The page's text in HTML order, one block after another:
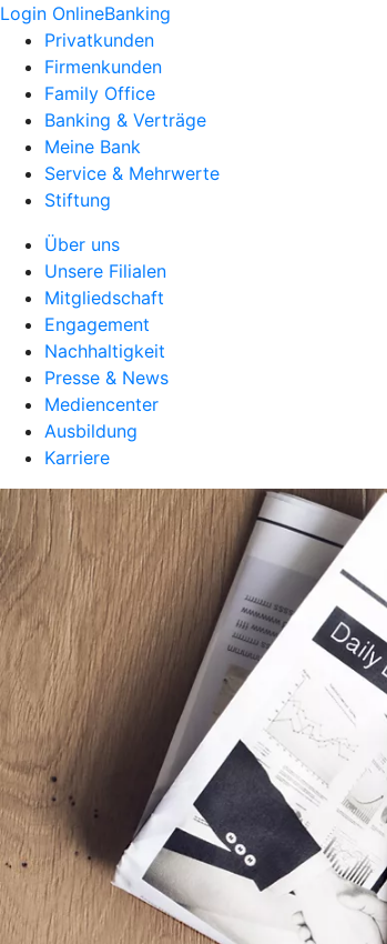
Login OnlineBanking
Privatkunden
Firmenkunden
Family Office
Banking & Verträge
Meine Bank
Service & Mehrwerte
Stiftung
Über uns
Unsere Filialen
Mitgliedschaft
Engagement
Nachhaltigkeit
Presse & News
Mediencenter
Ausbildung
Karriere